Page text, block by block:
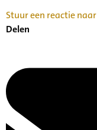
Stuur een reactie
Delen